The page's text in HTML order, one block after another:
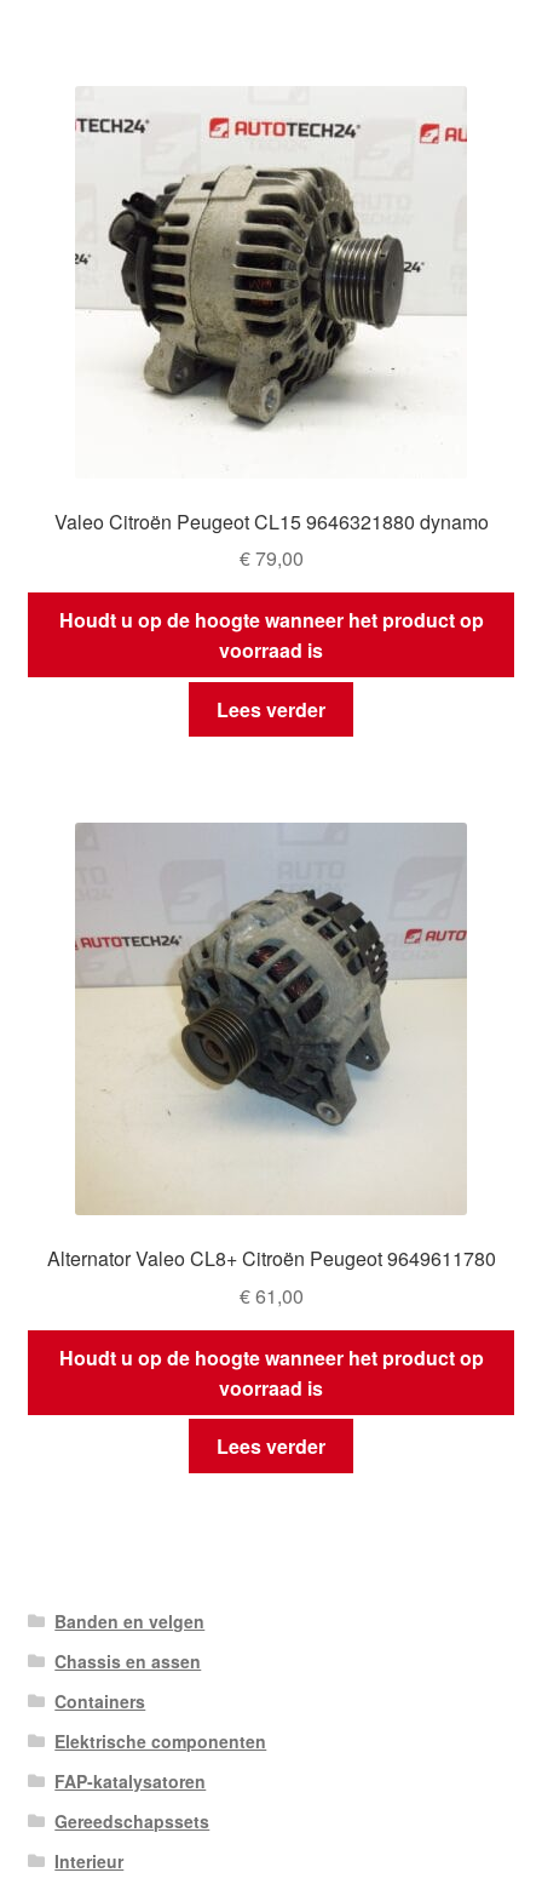
Valeo Citroën Peugeot CL15 9646321880 dynamo
€79,00
Houdt u op de hoogte wanneer het product op
voorraad is
Lees verder
Alternator Valeo CL8+ Citroën Peugeot 9649611780
€61,00
Houdt u op de hoogte wanneer het product op
voorraad is
Lees verder
Banden en velgen
Chassis en assen
Containers
Elektrische componenten
FAP-katalysatoren
Gereedschapssets
Interieur